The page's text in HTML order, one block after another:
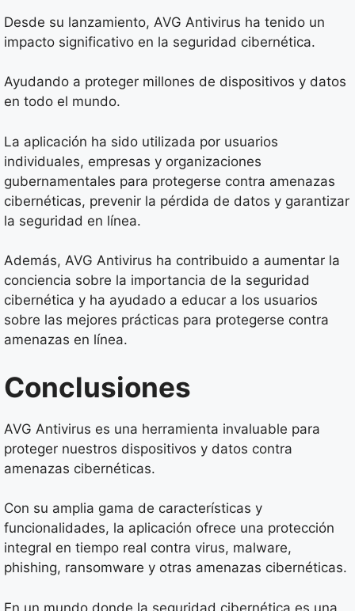
Desde su lanzamiento, AVG Antivirus ha tenido un
impacto significativo en la seguridad cibernética.
Ayudando a proteger millones de dispositivos y datos
en todo el mundo.
La aplicación ha sido utilizada por usuarios
individuales, empresas y organizaciones
gubernamentales para protegerse contra amenazas
cibernéticas, prevenir la pérdida de datos y garantizar
la seguridad en línea.
Además, AVG Antivirus ha contribuido a aumentar la
conciencia sobre la importancia de la seguridad
cibernética y ha ayudado a educar a los usuarios
sobre las mejores prácticas para protegerse contra
amenazas en línea.
Conclusiones
AVG Antivirus es una herramienta invaluable para
proteger nuestros dispositivos y datos contra
amenazas cibernéticas.
Con su amplia gama de características y
funcionalidades, la aplicación ofrece una protección
integral en tiempo real contra virus, malware,
phishing, ransomware y otras amenazas cibernéticas.
En un mundo donde la seguridad cibernética es una